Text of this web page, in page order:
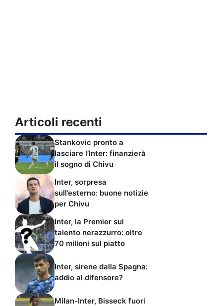
Articoli recenti
Stankovic pronto a
lasciare l’Inter: finanzierà
il sogno di Chivu
Inter, sorpresa
sull’esterno: buone notizie
per Chivu
Inter, la Premier sul
talento nerazzurro: oltre
70 milioni sul piatto
Inter, sirene dalla Spagna:
addio al difensore?
Milan-Inter, Bisseck fuori